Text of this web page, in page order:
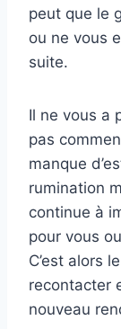
peut que le
ou ne vous
suite.
Il ne vous a
pas
manque
rumination
continue à
pour vous
C’est alors
recontacter
nouveau